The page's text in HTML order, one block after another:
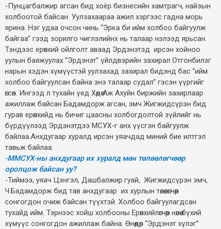
-Пунцагбалжир агсан бид хоёр бизнесийн хамтрагч, найзын
холбоотой байсан. Уулзахаараа ажил хэргээс гадна морь
ярина. Нэг удаа очсон чинь “Эрка би ийм холбоо байгуулж
байгаа” гээд зорилго чиглэлийнх нь талаар нэлээд ярьсан.
Тэндээс ерөнхий ойлголт аваад Эрдэнэтэд ирсэн хойноо
уулын баяжуулах “Эрдэнэт” үйлдвэрийн захирал Отгонбилэг
нарын хэдэн хүмүүстэй уулзахад захирал бидэнд бас “ийм
холбоо байгуулсан байна энэ талаар судал” гэсэн үүргийг
өгсөн. Ингээд л тухайн үед Хөдөө Аж Ахуйн биржийн захирлаар
ажиллаж байсан Бадамдорж агсан, эмч Жигжидсүрэн бид
гурав ерөнхийд нь бичиг цаасны холбогдолтой зүйлийг нь
бүрдүүлээд Эрдэнэтдээ МСУХ-г анх үүсгэн байгуулж
байлаа.Анхдугаар хуралд ирсэн уяачдад миний бие илтгэл
тавьж байлаа.
-ММСУХ-ны анхдугаар их хуралд мөн төлөөлөгчөөр
оролцож байсан уу?
-Тиймээ, уяач Цэнгэл, Дашбалжир гуай, Жигжидсүрэн эмч,
Ч.Бадамдорж бид тав анхдугаар их хурлын төлөөлөгчөөр
сонгогдон очиж байсан түүхтэй. Холбоо байгуулагдсан
тухайд ийм. Тэрнээс хойш холбооны Ерөнхийлөгчөөр нөлөө бүхий
хүмүүс сонгогдон ажиллаж байна. Өнөөдөр “Эрдэнэт хүлэг”